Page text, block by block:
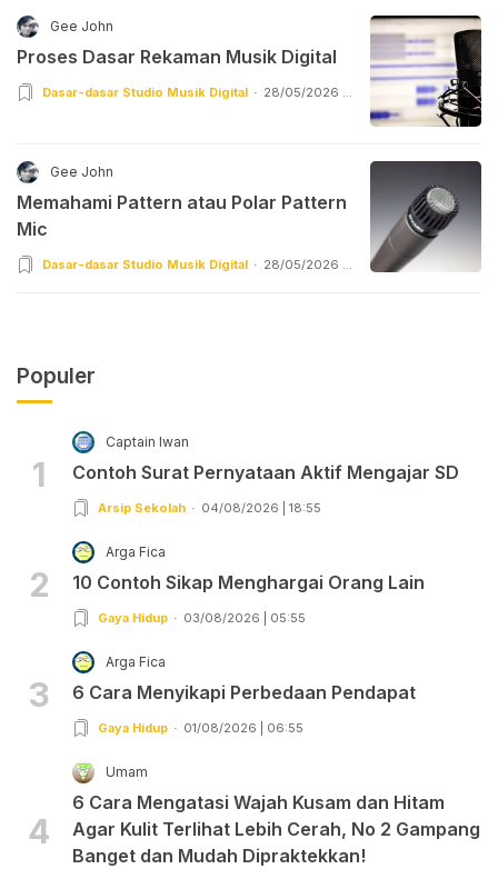
Gee John
Proses Dasar Rekaman Musik Digital
Dasar-dasar Studio Musik Digital
28/05/2026 |
Gee John
Memahami Pattern atau Polar Pattern
Mic
Dasar-dasar Studio Musik Digital
28/05/2026 |
Populer
1
Captain Iwan
Contoh Surat Pernyataan Aktif Mengajar SD
Arsip Sekolah 04/08/2026 | 18:55
2
Arga Fica
10 Contoh Sikap Menghargai Orang Lain
Gaya Hidup 03/08/2026 | 05:55
3
Arga Fica
6 Cara Menyikapi Perbedaan Pendapat
Gaya Hidup 01/08/2026 | 06:55
4
Umam
6 Cara Mengatasi Wajah Kusam dan Hitam
Agar Kulit Terlihat Lebih Cerah, No 2 Gampang
Banget dan Mudah Dipraktekkan!